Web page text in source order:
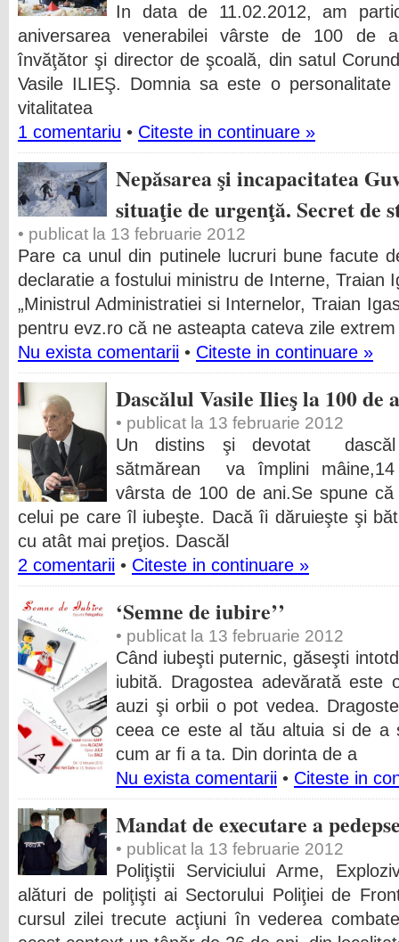
In data de 11.02.2012, am
aniversarea venerabilei vârste de 100 de
învăţător şi director de şcoală, din satul
Vasile ILIEŞ. Domnia sa este o personalitate
vitalitatea
1 comentariu • Citeste in continuare »
Nepăsarea şi incapacitatea
situaţie de urgenţă. Secret de
• publicat la 13 februarie 2012
Pare ca unul din putinele lucruri bune facute
declaratie a fostului ministru de Interne, Traian
„Ministrul Administratiei si Internelor, Traian
pentru evz.ro că ne asteapta cateva zile
Nu exista comentarii • Citeste in continuare »
Dascălul Vasile Ilieş la 100 de
• publicat la 13 februarie 2012
Un distins şi devotat dascăl
sătmărean va împlini
vârsta de 100 de ani.Se spune
celui pe care îl iubeşte. Dacă îi dăruieşte şi
cu atât mai preţios. Dascăl
2 comentarii • Citeste in continuare »
‘Semne de iubire’’
• publicat la 13 februarie 2012
Când iubeşti puternic, găseşti
iubită. Dragostea adevărată
auzi şi orbii o pot vedea.
ceea ce este al tău altuia si de a
cum ar fi a ta. Din dorinta de a
Nu exista comentarii • Citeste in
Mandat de executare a
• publicat la 13 februarie 2012
Poliţiştii Serviciului Arme,
alături de poliţişti ai Sectorului Poliţiei de
cursul zilei trecute acţiuni în vederea